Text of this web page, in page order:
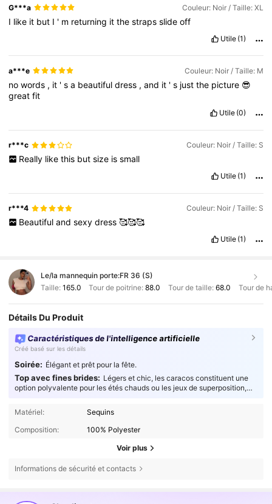
G***a Couleur: Noir / Taille: XL
I like it but I ' m returning itthestrapsslideoff
Utile (1)
a***e Couleur: Noir / Taille: M
nowords , it 'sa beautifuldress ,and it 's justthe picture 😎
greatfit
Utile (0)
r***c Couleur: Noir / Taille: S
Really like this but size is small
Utile (1)
r***4 Couleur: Noir / Taille: S
Beautiful and sexy dress 🥰🥰🥰
Utile (1)
Le/la mannequin porte:FR 36 (S)
Taille: 165.0 Tour de poitrine:88.0 Tour de taille: 68.0 Tour de
Détails Du Produit
Caractéristiques de l'intelligence artificielle
Créé basé sur les détails
Soirée: Élégant et prêt pour la fête.
Top avec fines brides: Légers et chic, les caracos constituent une
option polyvalente pour les étés chauds ou les jeux de superposition,
Matériel:
Sequins
Composition:
100% Polyester
Voir plus
Informations de sécurité et contacts